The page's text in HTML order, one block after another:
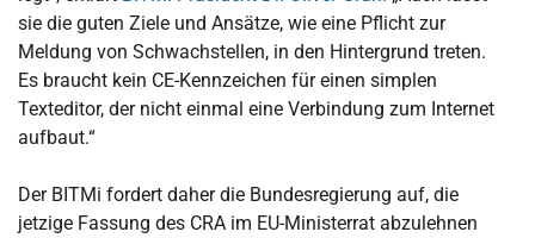
sie die guten Ziele und Ansätze, wie eine Pflicht zur
Meldung von Schwachstellen, in den Hintergrund treten.
Es braucht kein CE-Kennzeichen für einen simplen
Texteditor, der nicht einmal eine Verbindung zum Internet
aufbaut.“
Der BITMi fordert daher die Bundesregierung auf, die
jetzige Fassung des CRA im EU-Ministerrat abzulehnen